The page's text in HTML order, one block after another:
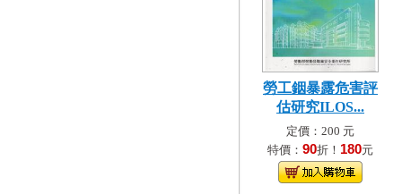
勞工銦暴露危害評
估研究ILOS...
定價：200 元
特價： 90折！ 180元